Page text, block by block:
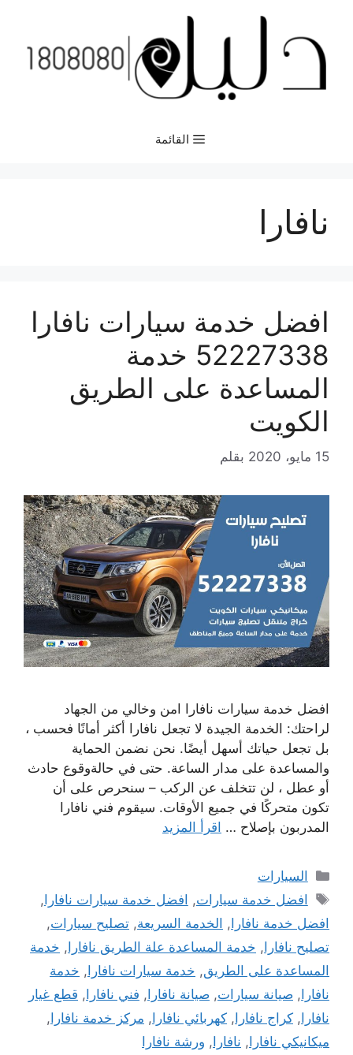
المحتوى
القائمة
نافارا
افضل خدمة سيارات نافارا
52227338 خدمة
المساعدة على الطريق
الكويت
15 مايو، 2020 بقلم
افضل خدمة سيارات نافارا امن وخالي من الجهاد
لراحتك: الخدمة الجيدة لا تجعل نافارا أكثر أمانًا فحسب ،
بل تجعل حياتك أسهل أيضًا. نحن نضمن الحماية
والمساعدة على مدار الساعة. حتى في حالةوقوع حادث
أو عطل ، لن تتخلف عن الركب – سنحرص على أن
تكون متحركًا في جميع الأوقات. سيقوم فني نافارا
المدربون بإصلاح … اقرأ المزيد
التصنيفات
السيارات
الوسوم
افضل خدمة سيارات, افضل خدمة سيارات نافارا ,
افضل خدمة نافارا , الخدمة السريعة, تصليح سيارات,
تصليح نافارا , خدمة المساعدة علة الطريق نافارا , خدمة
المساعدة على الطريق, خدمة سيارات نافارا , خدمة
نافارا , صيانة سيارات, صيانة نافارا , فني نافارا , قطع غيار
نافارا , كراج نافارا , كهربائي نافارا , مركز خدمة نافارا ,
ميكانيكي نافارا , نافارا , ورشة نافارا